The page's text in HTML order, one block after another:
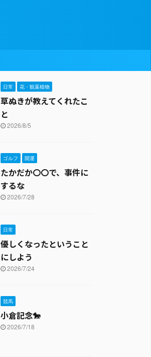
日常 花・観葉植物
草ぬきが教えてくれたこ
と
2026/8/5
ゴルフ 開運
たかだか〇〇で、事件に
するな
2026/7/28
日常
優しくなったということ
にしよう
2026/7/24
競馬
小倉記念🐎
2026/7/18